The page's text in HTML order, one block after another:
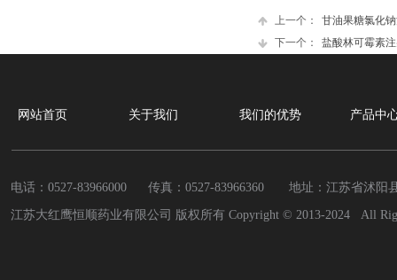
上一个：
甘油果糖氯化
下一个：
盐酸林可霉素
电话：0527-83966000 传真： 0527-83966360 地址：江苏省沭阳
江苏大红鹰恒顺药业有限公司 版权所有 Copyright © 2013-2024 All
网站首页 关于我们 我们的优势 产品中